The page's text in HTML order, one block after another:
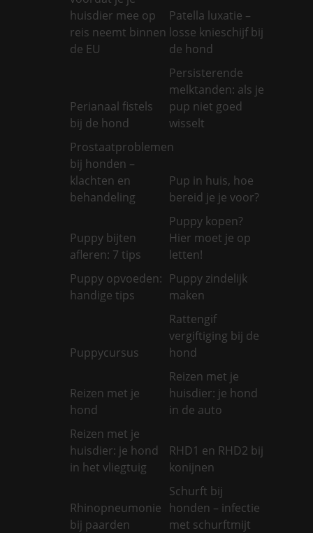
huisdier mee op
reis neemt binnen
de EU
Patella luxatie –
losse knieschijf bij
de hond
Perianaal fistels
bij de hond
Persisterende
melktanden: als je
pup niet goed
wisselt
Prostaatproblemen
bij honden –
klachten en
behandeling
Pup in huis, hoe
bereid je je voor?
Puppy bijten
afleren: 7 tips
Puppy kopen?
Hier moet je op
letten!
Puppy opvoeden:
handige tips
Puppy zindelijk
maken
Puppycursus
Rattengif
vergiftiging bij de
hond
Reizen met je
hond
Reizen met je
huisdier: je hond
in de auto
Reizen met je
huisdier: je hond
in het vliegtuig
RHD1 en RHD2 bij
konijnen
Rhinopneumonie
bij paarden
Schurft bij
honden – infectie
met schurftmijt